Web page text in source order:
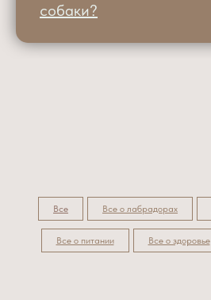
собаки?
Все Все о лабрадорах
Все о питании Все о здоровье